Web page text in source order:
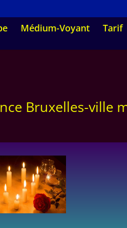
Médium-Voyant Tarif
Bruxelles-ville